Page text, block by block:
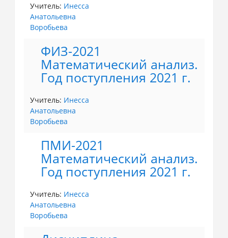
Учитель: Инесса
Анатольевна
Воробьева
ФИЗ-2021
Математический анализ.
Год поступления 2021 г.
Учитель: Инесса
Анатольевна
Воробьева
ПМИ-2021
Математический анализ.
Год поступления 2021 г.
Учитель: Инесса
Анатольевна
Воробьева